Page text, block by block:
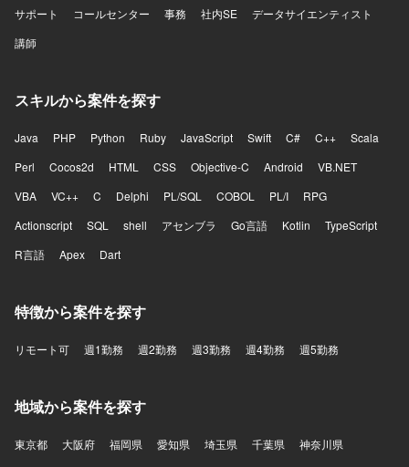
サポート
コールセンター 事務 社内SE
データサイエンティスト
講師
スキルから案件を探す
Java PHP Python Ruby JavaScript Swift C# C++
Scala
Perl
Cocos2d HTML CSS Objective-C Android
VB.NET
VBA
VC++ C Delphi PL/SQL COBOL PL/I
RPG
Actionscript
SQL shell アセンブラ Go言語 Kotlin
TypeScript
R言語
Apex Dart
特徴から案件を探す
リモート可 週1勤務 週2勤務 週3勤務 週4勤務 週5勤務
地域から案件を探す
東京都 大阪府 福岡県 愛知県 埼玉県 千葉県
神奈川県